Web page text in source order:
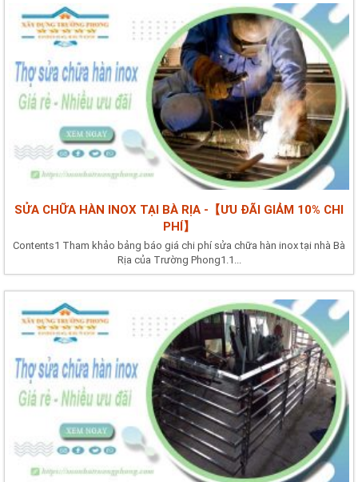
SỬA CHỮA HÀN INOX TẠI BÀ RỊA -【ƯU ĐÃI GIẢM 10% CHI
PHÍ】
Contents1 Tham khảo bảng báo giá chi phí sửa chữa hàn inox tại nhà Bà
Rịa của Trường Phong1.1...